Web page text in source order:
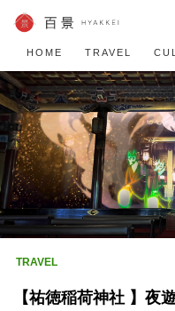
HOME TRAVEL
【祐徳稲荷神社 】夜